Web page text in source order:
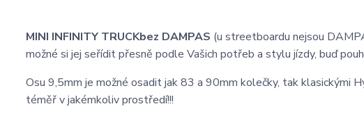
MINI INFINITY TRUCKbez DAMPAS (u streetboardu nejsou
možné si jej seřídit přesně podle Vašich potřeb a stylu jízdy, buď
Osu 9,5mm je možné osadit jak 83 a 90mm kolečky, tak klasickými
téměř v jakémkoliv prostředí!!!